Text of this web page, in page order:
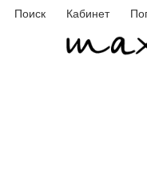
Поиск Кабинет